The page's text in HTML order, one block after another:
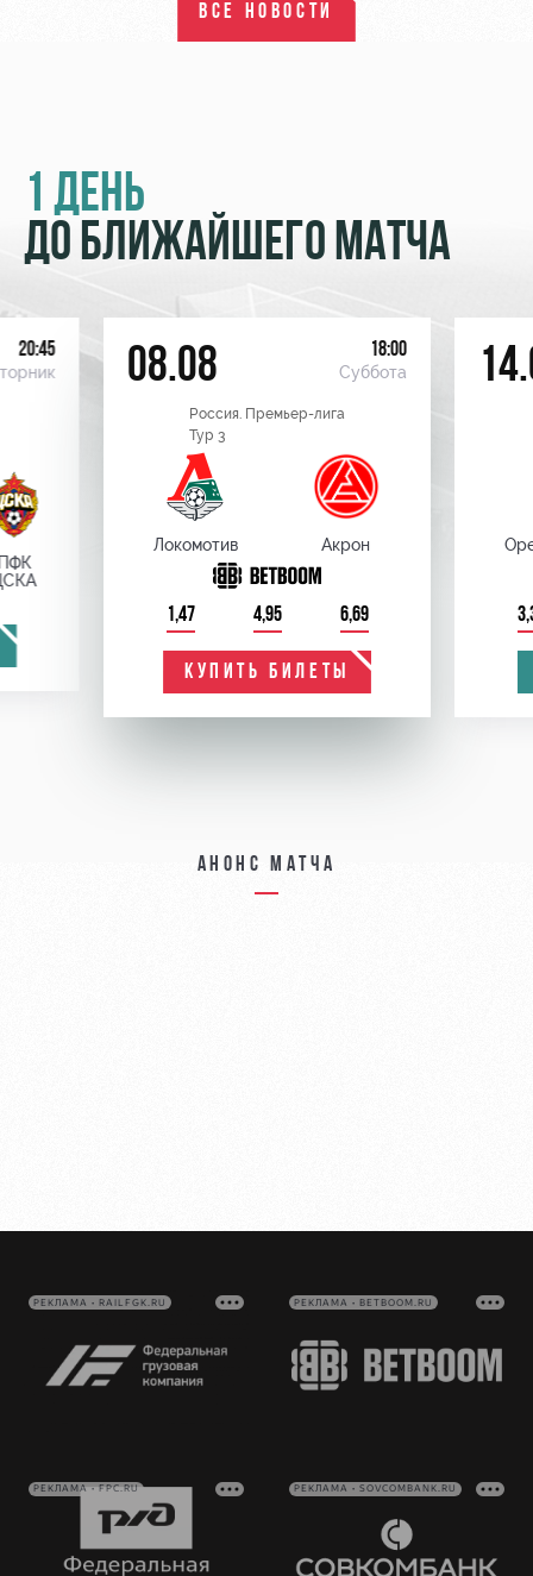
ВСЕ НОВОСТИ
1 ДЕНЬ
ДО БЛИЖАЙШЕГО МАТЧА
20:45 08.08 18:00
Суббота
Россия. Премьер-лига
Тур 3
Локомотив Акрон
1,47 4,95 6,69
КУПИТЬ БИЛЕТЫ
Анонс матча
РЕКЛАМА • RAILFGK.RU РЕКЛАМА • BETBOOM.RU
РЕКЛАМА • FPC.RU РЕКЛАМА • SOVCOMBANK.RU